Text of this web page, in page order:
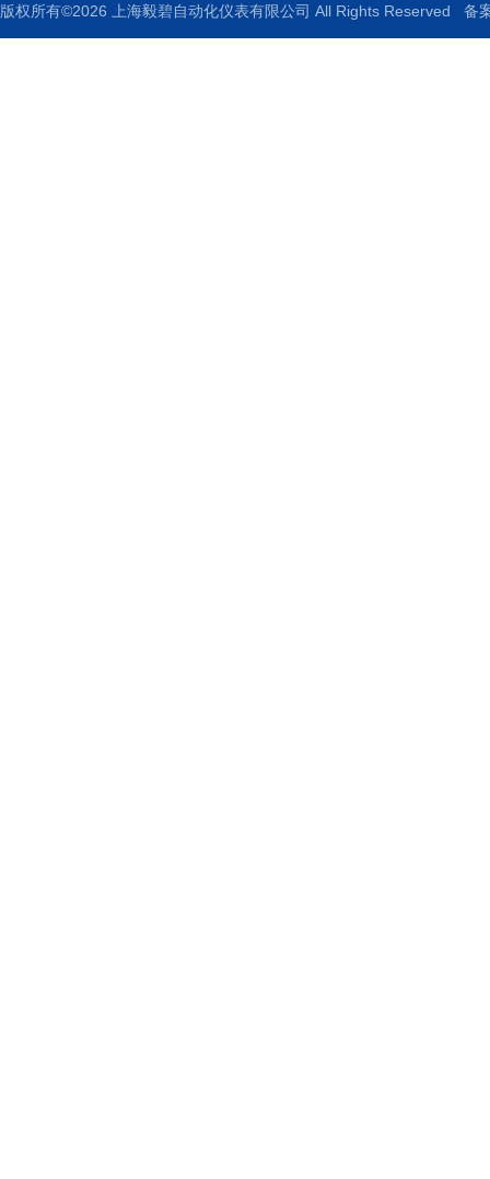
版权所有©2026 上海毅碧自动化仪表有限公司 All Rights Reserved 备